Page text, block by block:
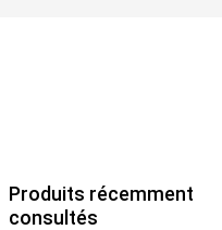
Produits récemment
consultés